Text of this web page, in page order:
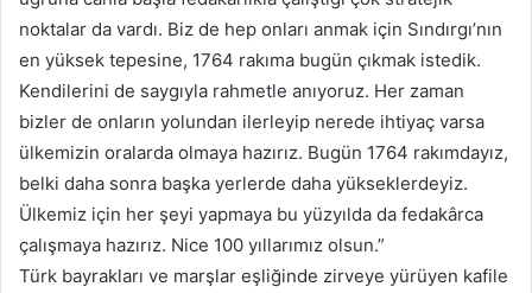
noktalar da vardı. Biz de hep onları anmak için Sındırgı’nın
en yüksek tepesine, 1764 rakıma bugün çıkmak istedik.
Kendilerini de saygıyla rahmetle anıyoruz. Her zaman
bizler de onların yolundan ilerleyip nerede ihtiyaç varsa
ülkemizin oralarda olmaya hazırız. Bugün 1764 rakımdayız,
belki daha sonra başka yerlerde daha yükseklerdeyiz.
Ülkemiz için her şeyi yapmaya bu yüzyılda da fedakârca
çalışmaya hazırız. Nice 100 yıllarımız olsun.”
Türk bayrakları ve marşlar eşliğinde zirveye yürüyen kafile